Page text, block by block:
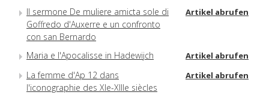
Il sermone De muliere amicta sole di
Goffredo d'Auxerre e un confronto
con san Bernardo
Artikel abrufen
Maria e l'Apocalisse in Hadewijch Artikel abrufen
La femme d'Ap 12 dans
l'iconographie des XIe-XIIIe siècles
Artikel abrufen